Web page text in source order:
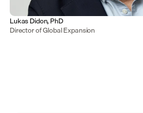
Lukas Didon, PhD
Director of Global Expansion